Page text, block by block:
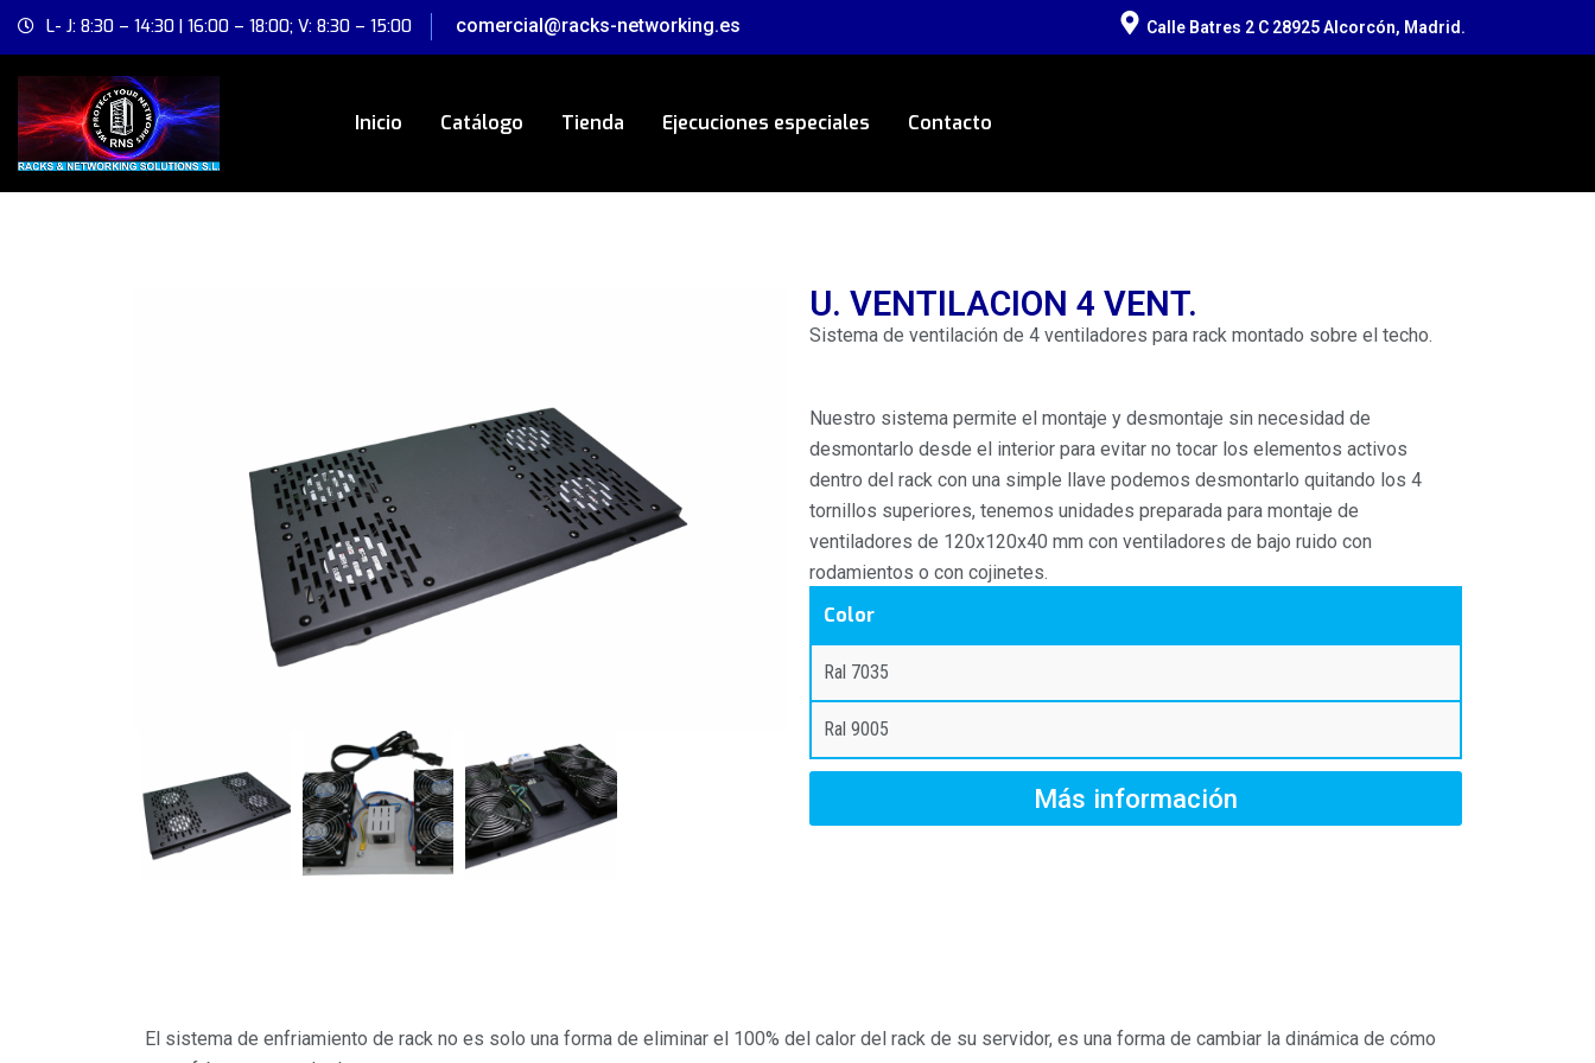
L- J: 8:30 – 14:30 | 16:00 – 18:00; V: 8:30 – 15:00 comercial@racks-networking.es Calle Batres 2 C 28925 Alcorcón, Madrid.
Inicio Catálogo Tienda Ejecuciones especiales Contacto
U. VENTILACION 4 VENT.
Sistema de ventilación de 4 ventiladores para rack montado sobre el techo.
Nuestro sistema permite el montaje y desmontaje sin necesidad de
desmontarlo desde el interior para evitar no tocar los elementos activos
dentro del rack con una simple llave podemos desmontarlo quitando los 4
tornillos superiores, tenemos unidades preparada para montaje de
ventiladores de 120x120x40 mm con ventiladores de bajo ruido con
rodamientos o con cojinetes.
Color
Ral 7035
Ral 9005
Más información
El sistema de enfriamiento de rack no es solo una forma de eliminar el 100% del calor del rack de su servidor, es una forma de cambiar la dinámica de cómo